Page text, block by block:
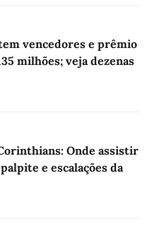
vencedores e prêmio
milhões; veja dezenas
Onde assistir
e escalações da